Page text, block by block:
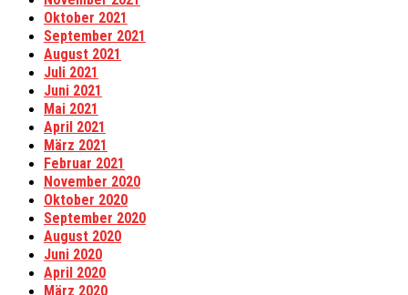
Oktober 2021
September 2021
August 2021
Juli 2021
Juni 2021
Mai 2021
April 2021
März 2021
Februar 2021
November 2020
Oktober 2020
September 2020
August 2020
Juni 2020
April 2020
März 2020